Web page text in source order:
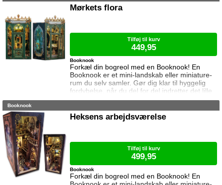
og med det indbyggede lys, pynter den også i
mørke. I denne booknook besøger vi
Mørkets flora
Forkæl din bogreol med en Booknook! En
Booknook er et mini-landskab eller miniature-
rum du selv samler. Gør dig klar til hyggelig
fordybelse, når du del for del indretter det lille
rum med de fineste detaljer. Med lukkede
og med det indbyggede lys, pynter den også i
mørke. Samlet størrelse: 20,4 cm høj, 12,1 cm
Booknook
Tilføj til kurv
449,95
Booknook
Heksens arbejdsværelse
Forkæl din bogreol med en Booknook! En
Booknook
Tilføj til kurv
499,95